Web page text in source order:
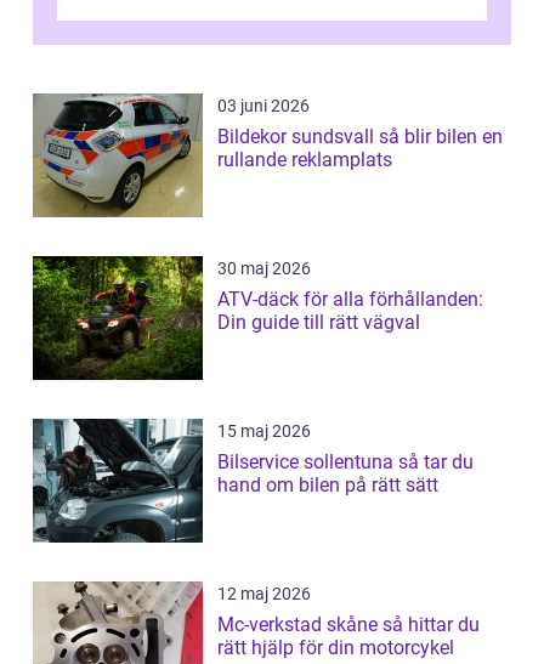
03 juni 2026
Bildekor sundsvall så blir bilen en
rullande reklamplats
30 maj 2026
ATV-däck för alla förhållanden:
Din guide till rätt vägval
15 maj 2026
Bilservice sollentuna så tar du
hand om bilen på rätt sätt
12 maj 2026
Mc-verkstad skåne så hittar du
rätt hjälp för din motorcykel